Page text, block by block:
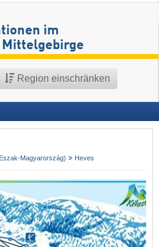
im
Region einschränken
Magyarország) Heves